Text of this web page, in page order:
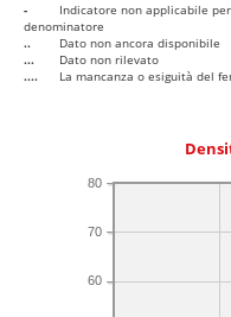
-
Indicatore non applicabile
denominatore
..
Dato non ancora disponibile
...
Dato non rilevato
....
La mancanza o esiguità del
60
70
80